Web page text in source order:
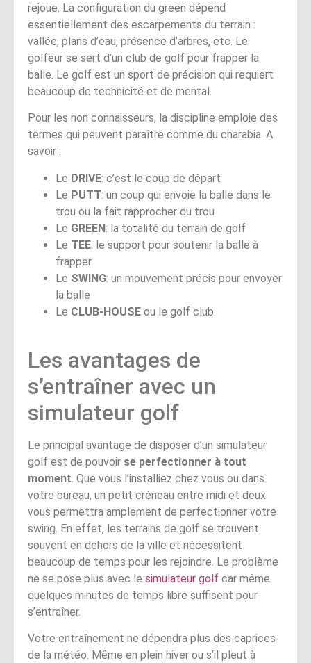
rejoue. La configuration du green dépend
essentiellement des escarpements du terrain :
vallée, plans d’eau, présence d’arbres, etc. Le
golfeur se sert d’un club de golf pour frapper la
balle. Le golf est un sport de précision qui requiert
beaucoup de technicité et de mental.
Pour les non connaisseurs, la discipline emploie des
termes qui peuvent paraître comme du charabia. A
savoir :
Le DRIVE: c’est le coup de départ
Le PUTT: un coup qui envoie la balle dans le
trou ou la fait rapprocher du trou
Le GREEN: la totalité du terrain de golf
Le TEE: le support pour soutenir la balle à
frapper
Le SWING: un mouvement précis pour envoyer
la balle
Le CLUB-HOUSE ou le golf club.
Les avantages de
s’entraîner avec un
simulateur golf
Le principal avantage de disposer d’un simulateur
golf est de pouvoir se perfectionner à tout
moment. Que vous l’installiez chez vous ou dans
votre bureau, un petit créneau entre midi et deux
vous permettra amplement de perfectionner votre
swing. En effet, les terrains de golf se trouvent
souvent en dehors de la ville et nécessitent
beaucoup de temps pour les rejoindre. Le problème
ne se pose plus avec le simulateur golf car même
quelques minutes de temps libre suffisent pour
s’entraîner.
Votre entraînement ne dépendra plus des caprices
de la météo. Même en plein hiver ou s’il pleut à